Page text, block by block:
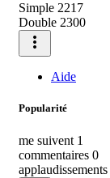
Simple 2217
Double 2300
more_vert
Aide
Popularité
me suivent 1
commentaires 0
applaudissements